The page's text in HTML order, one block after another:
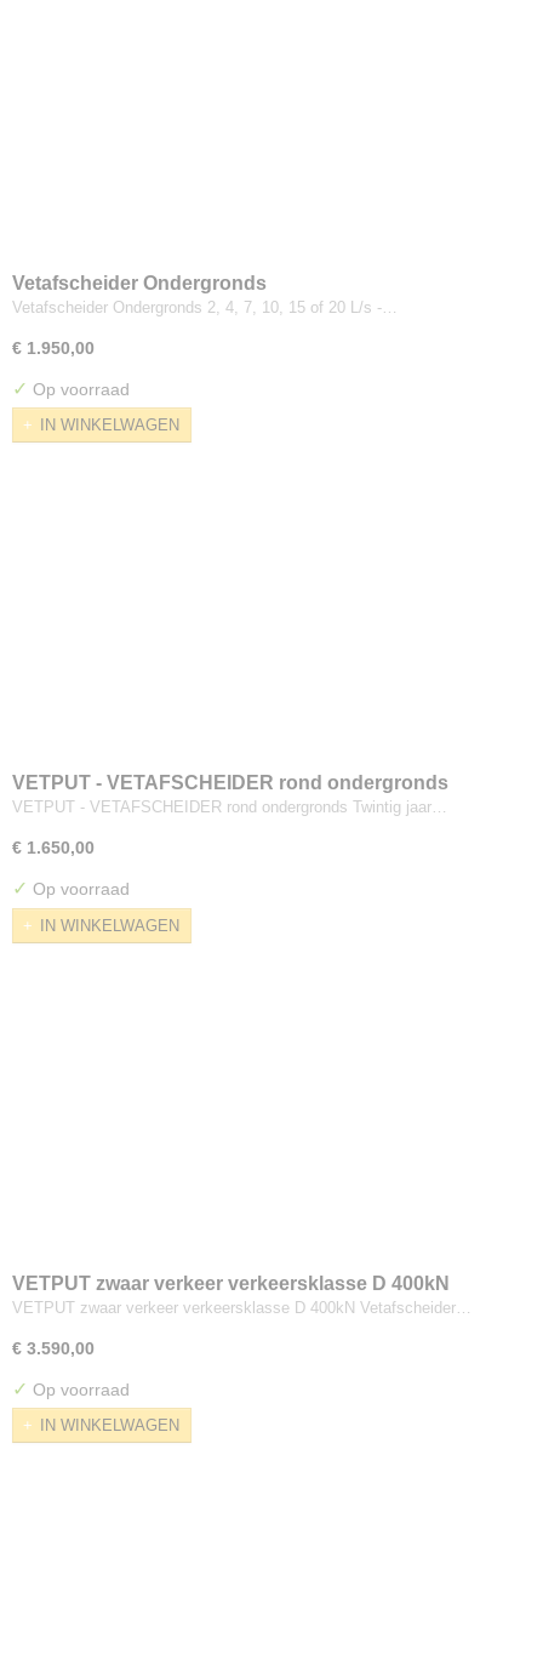
Vetafscheider Ondergronds
Vetafscheider Ondergronds 2, 4, 7, 10, 15 of 20 L/s -…
€ 1.950,00
✓ Op voorraad
IN WINKELWAGEN
VETPUT - VETAFSCHEIDER rond ondergronds
VETPUT - VETAFSCHEIDER rond ondergronds Twintig jaar…
€ 1.650,00
✓ Op voorraad
IN WINKELWAGEN
VETPUT zwaar verkeer verkeersklasse D 400kN
VETPUT zwaar verkeer verkeersklasse D 400kN Vetafscheider…
€ 3.590,00
✓ Op voorraad
IN WINKELWAGEN